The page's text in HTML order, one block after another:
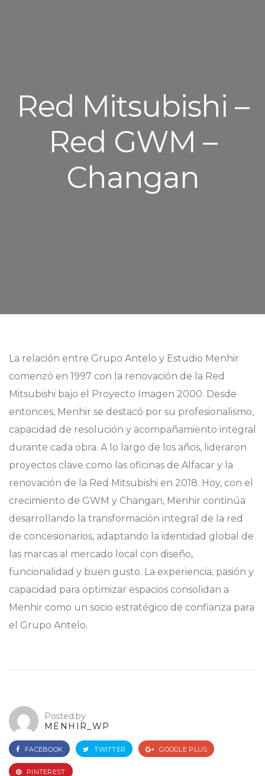
Red Mitsubishi –
Red GWM –
Changan
La relación entre Grupo Antelo y Estudio Menhir
comenzó en 1997 con la renovación de la Red
Mitsubishi bajo el Proyecto Imagen 2000. Desde
entonces, Menhir se destacó por su profesionalismo,
capacidad de resolución y acompañamiento integral
durante cada obra. A lo largo de los años, lideraron
proyectos clave como las oficinas de Alfacar y la
renovación de la Red Mitsubishi en 2018. Hoy, con el
crecimiento de GWM y Changan, Menhir continúa
desarrollando la transformación integral de la red
de concesionarios, adaptando la identidad global de
las marcas al mercado local con diseño,
funcionalidad y buen gusto. La experiencia, pasión y
capacidad para optimizar espacios consolidan a
Menhir como un socio estratégico de confianza para
el Grupo Antelo.
Posted by
MENHIR_WP
FACEBOOK TWITTER GOOGLE PLUS
PINTEREST